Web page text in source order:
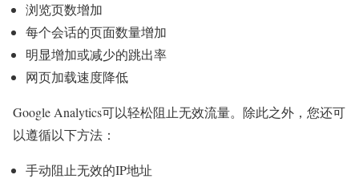
浏览页数增加
每个会话的页面数量增加
明显增加或减少的跳出率
网页加载速度降低
Google Analytics可以轻松阻止无效流量。除此之外，您还可
以遵循以下方法：
手动阻止无效的IP地址